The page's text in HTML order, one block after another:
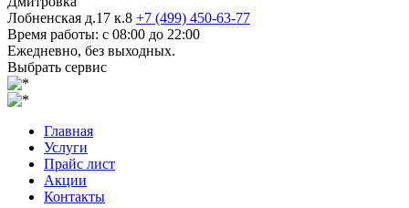
Лобненская д.17 к.8 +7 (499) 450-63-77
Время работы: с 08:00 до 22:00
Ежедневно, без выходных.
Выбрать сервис
Главная
Услуги
Прайс лист
Акции
Контакты